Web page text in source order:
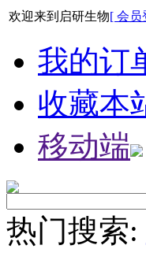
欢迎来到启研生物[ 会员
我的订
收藏本
移动端
热门搜索: